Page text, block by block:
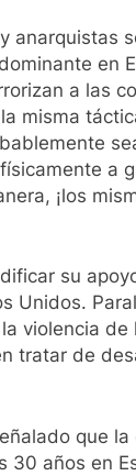
anarquistas
en
a las
misma
a
¡los
su
Unidos.
violencia
tratar de
que
30 años en